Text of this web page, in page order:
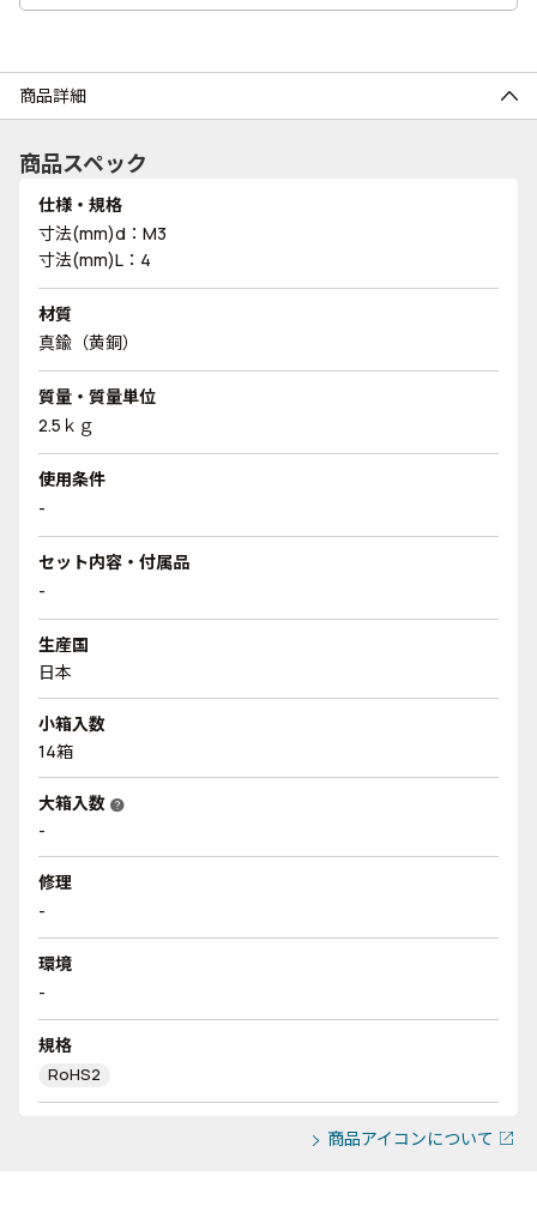
商品詳細
商品スペック
仕様・規格
寸法(mm)d：M3
寸法(mm)L：4
材質
真鍮（黄銅）
質量・質量単位
2.5ｋｇ
使用条件
-
セット内容・付属品
-
生産国
日本
小箱入数
14箱
大箱入数 help
-
修理
-
環境
-
規格
RoHS2
商品アイコンについて